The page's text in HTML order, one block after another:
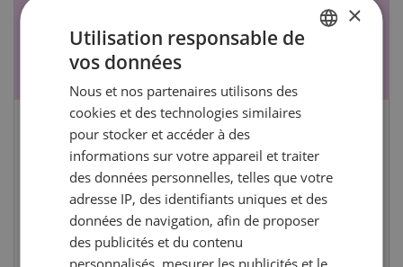
Cours spécialisé Aquaculture
Vous élevez des poissons ou songez à le faire?
Ce cours vous équipe du savoir nécessaire. Si
vous effectuez aussi un stage pratique, votre
diplôme est reconnu officiellement et vous
×
Utilisation responsable de
vos données
Nous et nos partenaires utilisons des
cookies et des technologies similaires
pour stocker et accéder à des
informations sur votre appareil et traiter
des données personnelles, telles que votre
adresse IP, des identifiants uniques et des
données de navigation, afin de proposer
des publicités et du contenu
personnalisés, mesurer les publicités et le